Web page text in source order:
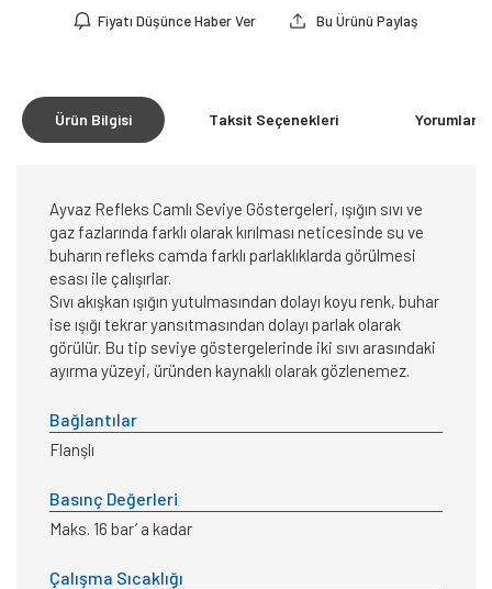
Fiyatı Düşünce Haber Ver Bu Ürünü Paylaş
Ürün Bilgisi Taksit Seçenekleri Yorumlar
Ayvaz Refleks Camlı Seviye Göstergeleri, ışığın sıvı ve
gaz fazlarında farklı olarak kırılması neticesinde su ve
buharın refleks camda farklı parlaklıklarda görülmesi
esası ile çalışırlar.
Sıvı akışkan ışığın yutulmasından dolayı koyu renk, buhar
ise ışığı tekrar yansıtmasından dolayı parlak olarak
görülür. Bu tip seviye göstergelerinde iki sıvı arasındaki
ayırma yüzeyi, üründen kaynaklı olarak gözlenemez.
Bağlantılar
Flanşlı
Basınç Değerleri
Maks. 16 bar’ a kadar
Çalışma Sıcaklığı